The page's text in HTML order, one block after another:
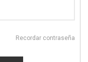
Recordar contraseña